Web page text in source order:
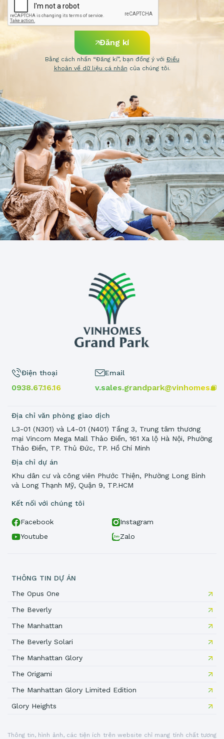
Bằng cách nhấn “Đăng kí”, bạn đồng ý với Điều
khoản về dữ liệu cá nhân của chúng tôi.
Đăng kí
Địa chỉ dự án
Khu dân cư và công viên Phước Thiện, Phường Long Bình
và Long Thạnh Mỹ, Quận 9, TP.HCM
Điện thoại
0938.67.16.16
Email
v.sales.grandpark@vinhomes.vn
Địa chỉ văn phòng giao dịch
L3-01 (N301) và L4-01 (N401) Tầng 3, Trung tâm thương
mại Vincom Mega Mall Thảo Điền, 161 Xa lộ Hà Nội, Phường
Thảo Điền, TP. Thủ Đức, TP. Hồ Chí Minh
Kết nối với chúng tôi
Facebook
Instagram
Youtube
Zalo
THÔNG TIN DỰ ÁN
The Opus One
The Beverly
The Manhattan
The Beverly Solari
The Manhattan Glory
The Origami
The Manhattan Glory Limited Edition
Glory Heights
Thông tin, hình ảnh, các tiện ích trên website chỉ mang tính chất tương